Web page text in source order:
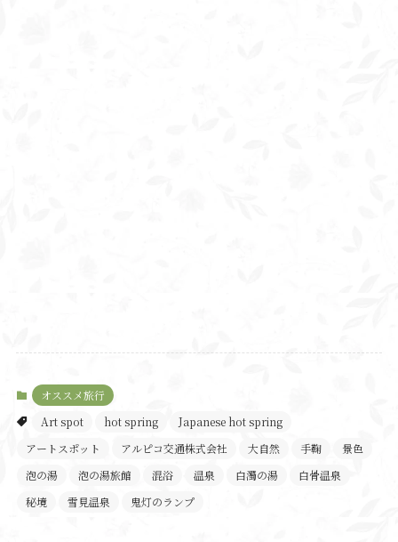
オススメ旅行
Art spot
hot spring
Japanese hot spring
アートスポット
アルピコ交通株式会社 大自然 手鞠
景色
泡の湯
泡の湯旅館 混浴 温泉 白濁の湯
白骨温泉
秘境
雪見温泉 鬼灯のランプ